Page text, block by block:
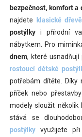
bezpečnost, komfort a
najdete
klasické
postýlky i přírodní
nábytkem. Pro
dnem, které usnadňují
rostoucí dětské
potřebám dítěte. Díky
příček nebo
modely sloužit
stává se
postýlky využijete